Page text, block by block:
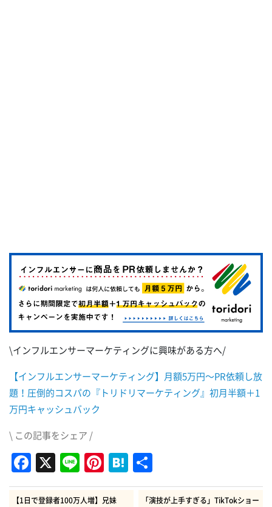
\インフルエンサーマーケティングに興味がある方へ/
【インフルエンサーマーケティング】月額5万円～PR依頼し放
題！圧倒的コスパの『トリドリマーケティング』初月半額＋1
万円キャッシュバック
\ この記事をシェア /
Facebook
X LinePinterest
Hatena
有
【1日で登録者100万人増】兄妹
「演技が上手すぎる」TikTokショー